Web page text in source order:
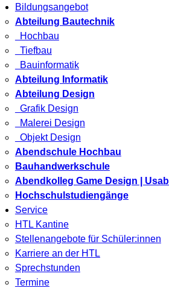
Bildungsangebot
Abteilung Bautechnik
Hochbau
Tiefbau
Bauinformatik
Abteilung Informatik
Abteilung Design
Grafik Design
Malerei Design
Objekt Design
Abendschule Hochbau
Bauhandwerkschule
Abendkolleg Game Design |
Hochschulstudiengänge
Service
HTL Kantine
Stellenangebote für Schüler:innen
Karriere an der HTL
Sprechstunden
Termine